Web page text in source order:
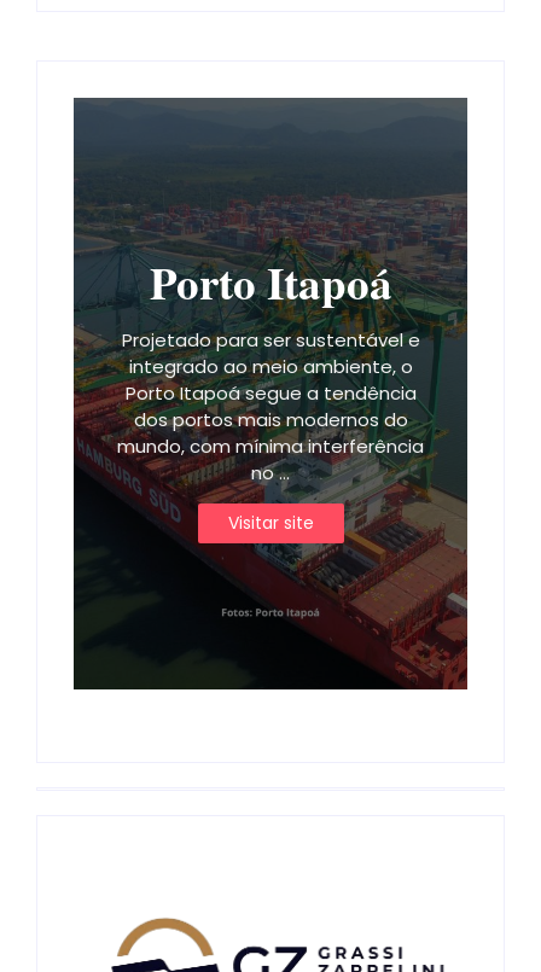
Porto Itapoá
Projetado para ser sustentável e
integrado ao meio ambiente, o
Porto Itapoá segue a tendência
dos portos mais modernos do
mundo, com mínima interferência
no ...
Visitar site